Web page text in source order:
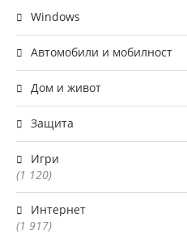
Windows
Автомобили и мобилност
Дом и живот
Защита
Игри
(1 120)
Интернет
(1 917)